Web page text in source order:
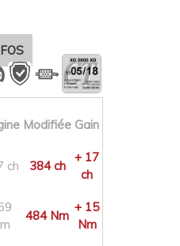
Modifiée Gain
ch 384 ch
+ 17
ch
484 Nm
+ 15
Nm